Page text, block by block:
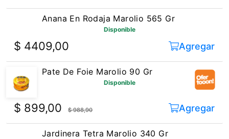
Anana En Rodaja Marolio 565 Gr
Disponible
$ 4409,00 Agregar
Pate De Foie Marolio 90 Gr
Disponible
$ 899,00 $ 988,90 Agregar
Jardinera Tetra Marolio 340 Gr